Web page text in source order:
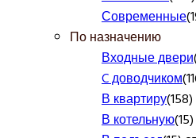
Современные
По назначению
Входные двери
C доводчиком
В квартиру
В котельную